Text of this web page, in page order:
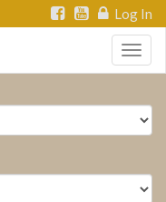
Log In